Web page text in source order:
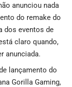
anunciou nada
do remake do
dos eventos de
claro quando,
anunciada.
lançamento do
Gorilla Gaming,